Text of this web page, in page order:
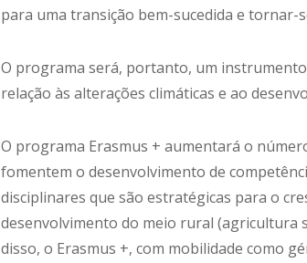
para uma transição bem-sucedida e tornar-
O programa será, portanto, um
relação às alterações climáticas e ao
O programa Erasmus + aumentará o
fomentem o desenvolvimento de
disciplinares que são estratégicas para o
desenvolvimento do meio rural (agricultura
disso, o Erasmus +, com mobilidade como